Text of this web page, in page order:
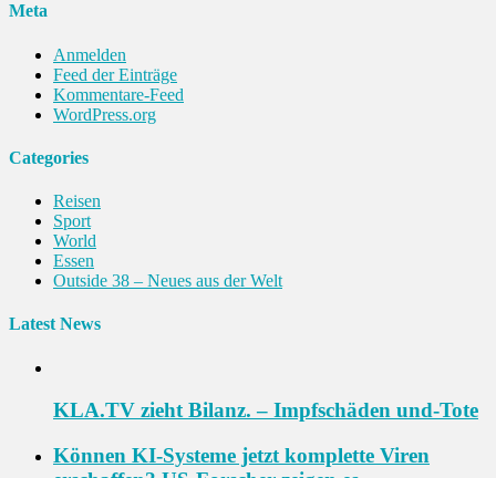
Meta
Anmelden
Feed der Einträge
Kommentare-Feed
WordPress.org
Categories
Reisen
Sport
World
Essen
Outside 38 – Neues aus der Welt
Latest News
KLA.TV zieht Bilanz. – Impfschäden und-Tote
Können KI-Systeme jetzt komplette Viren